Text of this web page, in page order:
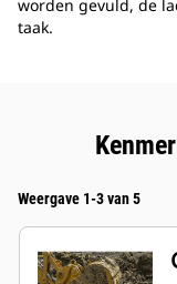
worden gevuld, de
taak.
Weergave 1-3 van 5